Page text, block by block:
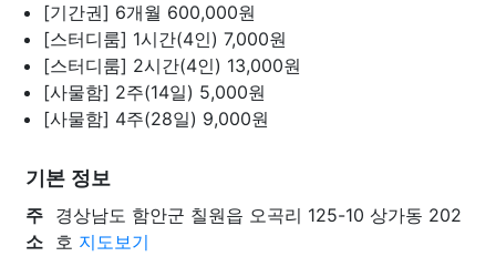
[기간권] 6개월 600,000원
[스터디룸] 1시간(4인) 7,000원
[스터디룸] 2시간(4인) 13,000원
[사물함] 2주(14일) 5,000원
[사물함] 4주(28일) 9,000원
기본 정보
주
소
경상남도 함안군 칠원읍 오곡리 125-10 상가동 202
호 지도보기